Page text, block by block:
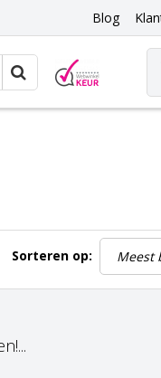
Blog
Sorteren op: